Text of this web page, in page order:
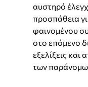
αυστηρό
προσπάθεια
φαινομένου
στο επόμενο
εξελίξεις
των